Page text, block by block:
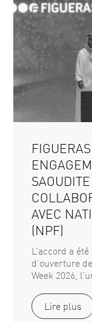
AVEC
(NPF)
L’accord a
d’ouverture
Week 2026,
Lire plus